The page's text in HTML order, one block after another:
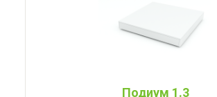
Подиум 1.3